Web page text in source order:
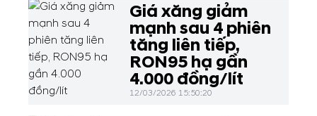
Giá xăng giảm
mạnh sau 4 phiên
tăng liên tiếp,
RON95 hạ gần
4.000 đồng/lít
12/03/2026 15:50:20